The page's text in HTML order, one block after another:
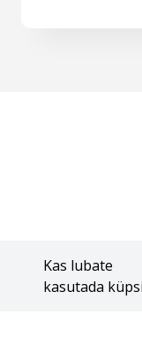
Kas lubate
kasutada